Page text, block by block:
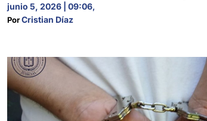
junio 5, 2026 | 09:06,
Por Cristian Díaz